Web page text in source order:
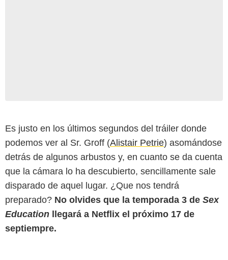
Es justo en los últimos segundos del tráiler donde
podemos ver al Sr. Groff (Alistair Petrie) asomándose
detrás de algunos arbustos y, en cuanto se da cuenta
que la cámara lo ha descubierto, sencillamente sale
disparado de aquel lugar. ¿Que nos tendrá
preparado? No olvides que la temporada 3 de Sex
Education llegará a Netflix el próximo 17 de
septiempre.